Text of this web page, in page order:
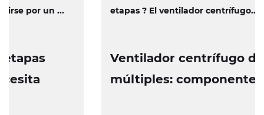
Ventilador centrífugo de etapas
múltiples: componentes, operación
etapas ? El ventilador centrífugo...